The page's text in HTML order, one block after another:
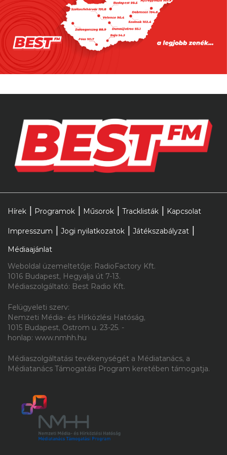
2026.08.05. 10:00
Több mind félmillióan voltak már
kíváncsiak Rúzsa Magdolna Rúzsára
2026.08.08. 10:00
Ma (is) a cicákat ünnepeljük!
2026.08.07. 14:00
Az új James Bondnak teljesen
másnak kell lennie, mint Daniel
Craig
2026.08.07. 12:00
mikor perdülünk táncra
Hírek Programok Műsorok Tracklisták Kapcsolat
Impresszum Jogi nyilatkozatok
Játékszabályzat
Médiaajánlat
Weboldal üzemeltetője: RadioFactory Kft.
1016 Budapest, Hegyalja út 7-13.
Médiaszolgáltató: Best Radio Kft.
Felügyeleti szerv:
Nemzeti Média- és Hírközlési Hatóság,
1015 Budapest, Ostrom u. 23-25. -
honlap: www.nmhh.hu
Médiaszolgáltatási tevékenységét a Médiatanács, a
Médiatanács Támogatási Program keretében támogatja.